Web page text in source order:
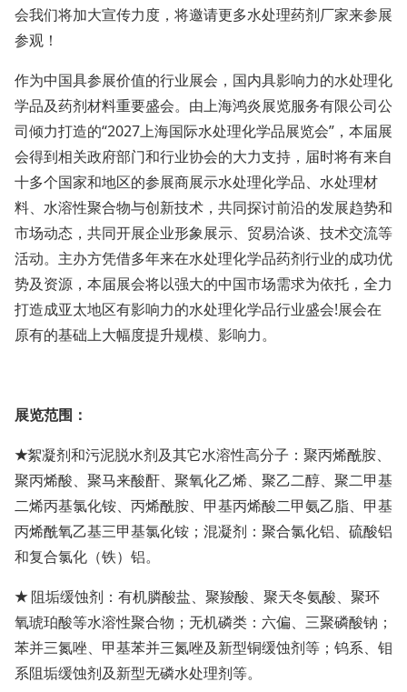
会我们将加大宣传力度，将邀请更多水处理药剂厂家来参展
参观！
作为中国具参展价值的行业展会，国内具影响力的水处理化
学品及药剂材料重要盛会。由上海鸿炎展览服务有限公司公
司倾力打造的“2027上海国际水处理化学品展览会”，本届展
会得到相关政府部门和行业协会的大力支持，届时将有来自
十多个国家和地区的参展商展示水处理化学品、水处理材
料、水溶性聚合物与创新技术，共同探讨前沿的发展趋势和
市场动态，共同开展企业形象展示、贸易洽谈、技术交流等
活动。主办方凭借多年来在水处理化学品药剂行业的成功优
势及资源，本届展会将以强大的中国市场需求为依托，全力
打造成亚太地区有影响力的水处理化学品行业盛会!展会在
原有的基础上大幅度提升规模、影响力。
展览范围 ：
★絮凝剂和污泥脱水剂及其它水溶性高分子：聚丙烯酰胺、
聚丙烯酸、聚马来酸酐、聚氧化乙烯、聚乙二醇、聚二甲基
二烯丙基氯化铵、丙烯酰胺、甲基丙烯酸二甲氨乙脂、甲基
丙烯酰氧乙基三甲基氯化铵；混凝剂：聚合氯化铝、硫酸铝
和复合氯化（铁）铝。
★ 阻垢缓蚀剂：有机膦酸盐、聚羧酸、聚天冬氨酸、聚环
氧琥珀酸等水溶性聚合物；无机磷类：六偏、三聚磷酸钠；
苯并三氮唑、甲基苯并三氮唑及新型铜缓蚀剂等；钨系、钼
系阻垢缓蚀剂及新型无磷水处理剂等。